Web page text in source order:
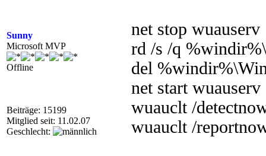
Sunny
Microsoft MVP
Offline
Beiträge: 15199
Mitglied seit: 11.02.07
Geschlecht:
net stop wuauserv
rd /s /q
del
net start wuauserv
wuauclt /
wuauclt /